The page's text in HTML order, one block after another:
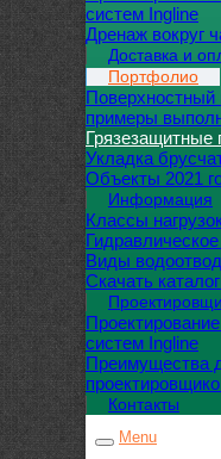
систем Ingline
Дренаж вокруг
Доставка и
Портфолио
Поверхностный
примеры
Грязезащитные
Укладка
Объекты 2021
Информация
Классы
Виды
Скачать
систем Ingline
Преимущества
Контакты
Menu